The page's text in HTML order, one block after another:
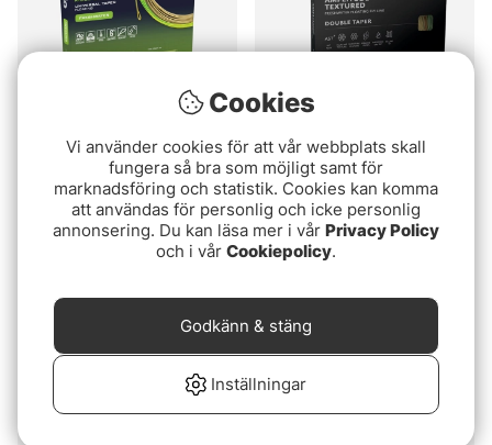
Betyg: (1)4.0 utav 5 stjärnor
Airflo Superflo Max
Ridge 2.0 Universal
Taper
1499 kr
SA Amplitude Double
Taper DT
1699 kr
Cookies
Vi använder cookies för att vår webbplats skall
fungera så bra som möjligt samt för
marknadsföring och statistik. Cookies kan komma
att användas för personlig och icke personlig
annonsering. Du kan läsa mer i vår Privacy Policy
och i vår Cookiepolicy.
Inställningar
Godkänn & stäng